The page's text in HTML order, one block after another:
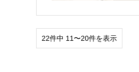
22件中 11〜20件を表示